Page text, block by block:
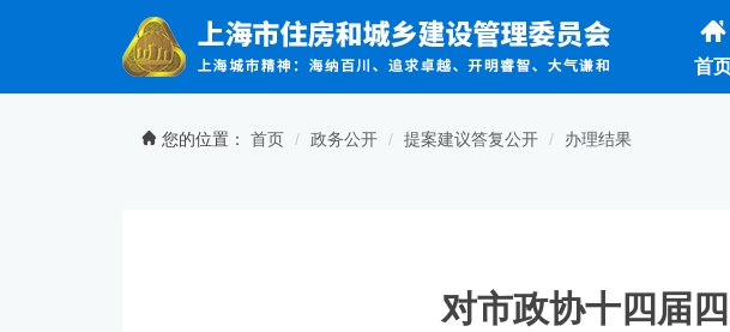
首
您的位置： 首页 政务公开 提案建议答复公开 办理结果
对市政协十四届